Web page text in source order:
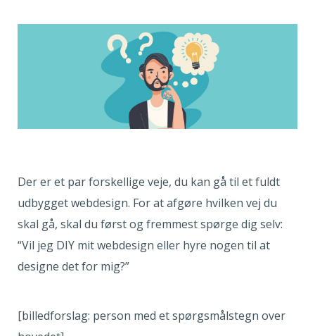
Der er et par forskellige veje, du kan gå til et fuldt
udbygget webdesign. For at afgøre hvilken vej du
skal gå, skal du først og fremmest spørge dig selv:
“Vil jeg DIY mit webdesign eller hyre nogen til at
designe det for mig?”
[billedforslag: person med et spørgsmålstegn over